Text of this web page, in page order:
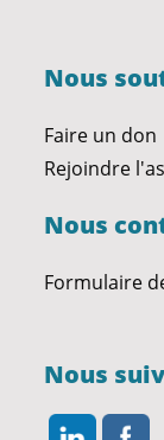
Nous
Faire un don
Rejoindre
Nous
Formulaire
Nous